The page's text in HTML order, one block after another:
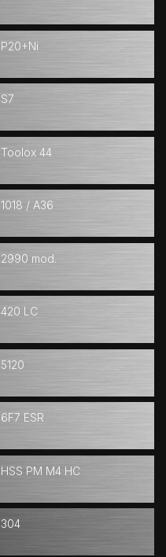
P20+Ni
S7
Toolox 44
1018 / A36
2990 mod.
420 LC
5120
6F7 ESR
HSS PM M4 HC
304